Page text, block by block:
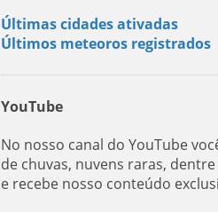
Últimas cidades ativadas
Últimos meteoros registrados
YouTube
No nosso canal do YouTube
de chuvas, nuvens raras,
e recebe nosso conteúdo